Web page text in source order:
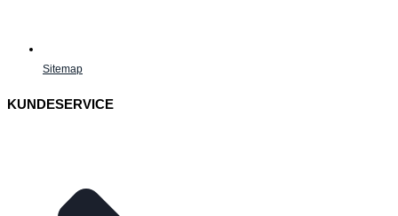
Sitemap
KUNDESERVICE